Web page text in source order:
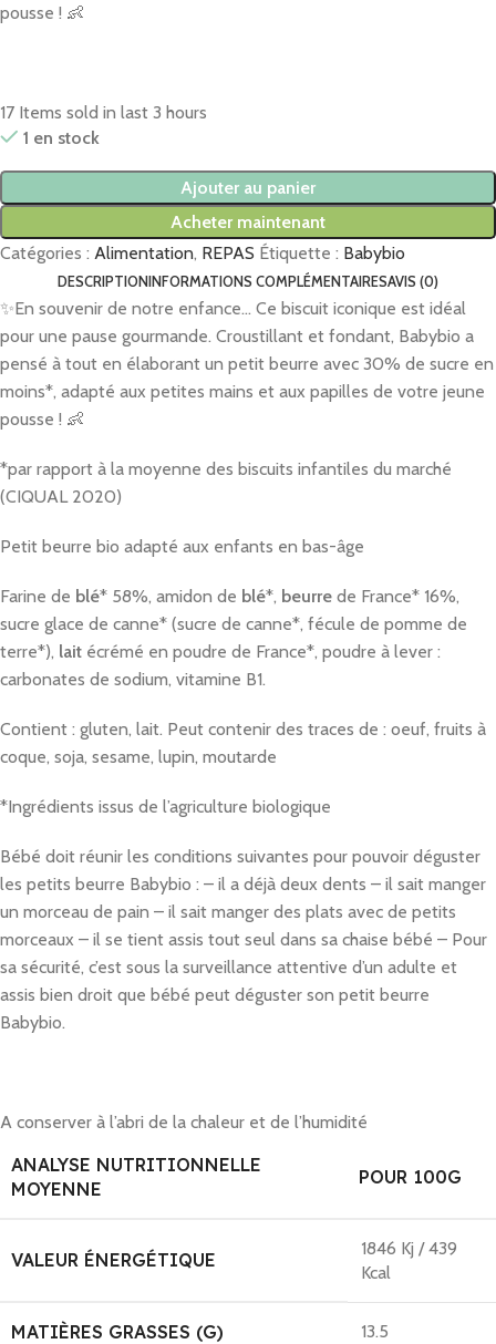
pousse ! 👶
17 Items sold in last 3 hours
1 en stock
Ajouter au panier
Acheter maintenant
Catégories : Alimentation, REPAS Étiquette : Babybio
DESCRIPTIONINFORMATIONS COMPLÉMENTAIRESAVIS (0)
✨En souvenir de notre enfance… Ce biscuit iconique est idéal
pour une pause gourmande. Croustillant et fondant, Babybio a
pensé à tout en élaborant un petit beurre avec 30% de sucre en
moins*, adapté aux petites mains et aux papilles de votre jeune
pousse ! 👶
*par rapport à la moyenne des biscuits infantiles du marché
(CIQUAL 2020)
Petit beurre bio adapté aux enfants en bas-âge
Farine de blé* 58%, amidon de blé*, beurre de France* 16%,
sucre glace de canne* (sucre de canne*, fécule de pomme de
terre*), lait écrémé en poudre de France*, poudre à lever :
carbonates de sodium, vitamine B1.
Contient : gluten, lait. Peut contenir des traces de : oeuf, fruits à
coque, soja, sesame, lupin, moutarde
*Ingrédients issus de l’agriculture biologique
Bébé doit réunir les conditions suivantes pour pouvoir déguster
les petits beurre Babybio : – il a déjà deux dents – il sait manger
un morceau de pain – il sait manger des plats avec de petits
morceaux – il se tient assis tout seul dans sa chaise bébé – Pour
sa sécurité, c’est sous la surveillance attentive d’un adulte et
assis bien droit que bébé peut déguster son petit beurre
Babybio.
A conserver à l’abri de la chaleur et de l’humidité
ANALYSE NUTRITIONNELLE
MOYENNE
POUR 100G
VALEUR ÉNERGÉTIQUE
1846 Kj / 439
Kcal
MATIÈRES GRASSES (G) 13.5